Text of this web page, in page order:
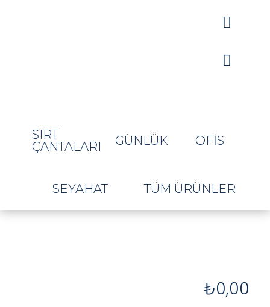


SIRT
ÇANTALARI
GÜNLÜK OFIS
SEYAHAT TÜM ÜRÜNLER
₺0,00